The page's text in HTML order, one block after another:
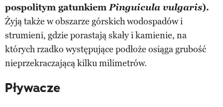
pospolitym gatunkiemPinguicula vulgaris).
Żyją także w obszarze górskich wodospadów i
strumieni, gdzie porastają skały i kamienie, na
których rzadko występujące podłoże osiąga grubość
nieprzekraczającą kilku milimetrów.
Pływacze